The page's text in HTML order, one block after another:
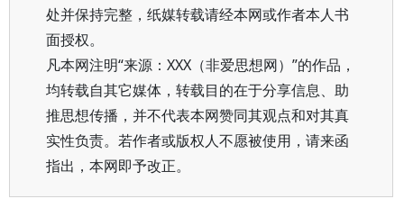
处并保持完整，纸媒转载请经本网或作者本人书
面授权。
凡本网注明“来源：XXX（非爱思想网）”的作品，
均转载自其它媒体，转载目的在于分享信息、助
推思想传播，并不代表本网赞同其观点和对其真
实性负责。若作者或版权人不愿被使用，请来函
指出，本网即予改正。